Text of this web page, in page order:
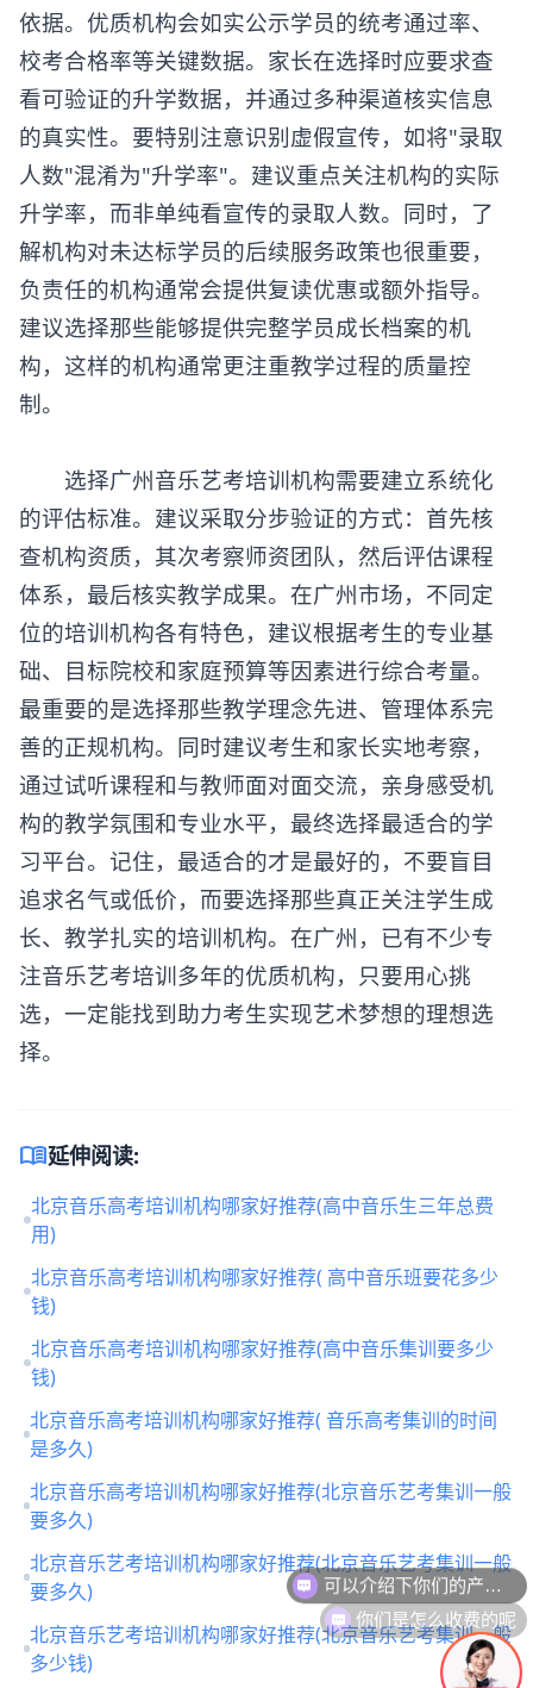
依据。优质机构会如实公示学员的统考通过率、
校考合格率等关键数据。家长在选择时应要求查
看可验证的升学数据，并通过多种渠道核实信息
的真实性。要特别注意识别虚假宣传，如将"录取
人数"混淆为"升学率"。建议重点关注机构的实际
升学率，而非单纯看宣传的录取人数。同时，了
解机构对未达标学员的后续服务政策也很重要，
负责任的机构通常会提供复读优惠或额外指导。
建议选择那些能够提供完整学员成长档案的机
构，这样的机构通常更注重教学过程的质量控
制。
​​选择广州音乐艺考培训机构需要建立系统化
的评估标准。建议采取分步验证的方式：首先核
查机构资质，其次考察师资团队，然后评估课程
体系，最后核实教学成果。在广州市场，不同定
位的培训机构各有特色，建议根据考生的专业基
础、目标院校和家庭预算等因素进行综合考量。
最重要的是选择那些教学理念先进、管理体系完
善的正规机构。同时建议考生和家长实地考察，
通过试听课程和与教师面对面交流，亲身感受机
构的教学氛围和专业水平，最终选择最适合的学
习平台。记住，最适合的才是最好的，不要盲目
追求名气或低价，而要选择那些真正关注学生成
长、教学扎实的培训机构。在广州，已有不少专
注音乐艺考培训多年的优质机构，只要用心挑
选，一定能找到助力考生实现艺术梦想的理想选
择。
menu_book延伸阅读:
北京音乐高考培训机构哪家好推荐(高中音乐生三年总费
用)
北京音乐高考培训机构哪家好推荐( 高中音乐班要花多少
钱)
北京音乐高考培训机构哪家好推荐(高中音乐集训要多少
钱)
北京音乐高考培训机构哪家好推荐( 音乐高考集训的时间
是多久)
北京音乐高考培训机构哪家好推荐(北京音乐艺考集训一般
要多久)
北京音乐艺考培训机构哪家好推荐(北京音乐艺考集训一般
要多久)
北京音乐艺考培训机构哪家好推荐(北京音乐艺考集训一般
多少钱)
可以介绍下你们的产品么
你们是怎么收费的呢